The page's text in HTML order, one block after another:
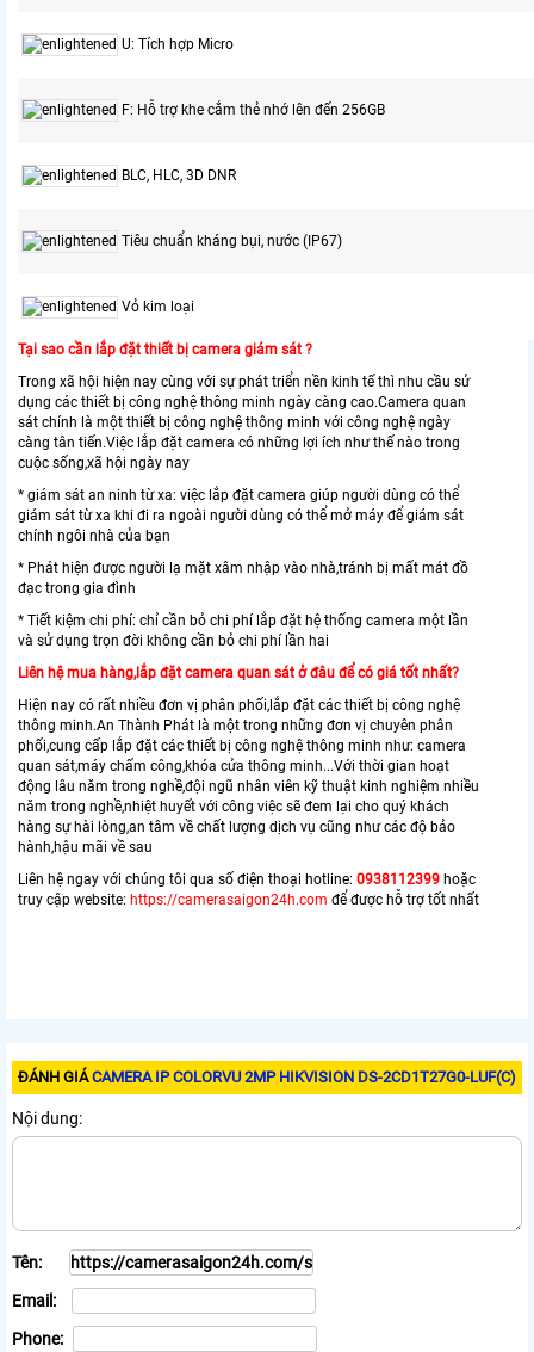
U: Tích hợp Micro
F: Hỗ trợ khe cắm thẻ nhớ lên đến 256GB
BLC, HLC, 3D DNR
Tiêu chuẩn kháng bụi, nước (IP67)
Vỏ kim loại
Tại sao cần lắp đặt thiết bị camera giám sát ?
Trong xã hội hiện nay cùng với sự phát triển nền kinh tế thì nhu cầu sử
dụng các thiết bị công nghệ thông minh ngày càng cao.Camera quan
sát chính là một thiết bị công nghệ thông minh với công nghệ ngày
càng tân tiến.Việc lắp đặt camera có những lợi ích như thế nào trong
cuộc sống,xã hội ngày nay
* giám sát an ninh từ xa: việc lắp đặt camera giúp người dùng có thể
giám sát từ xa khi đi ra ngoài người dùng có thể mở máy để giám sát
chính ngôi nhà của bạn
* Phát hiện được người lạ mặt xâm nhập vào nhà,tránh bị mất mát đồ
đạc trong gia đình
* Tiết kiệm chi phí: chỉ cần bỏ chi phí lắp đặt hệ thống camera một lần
và sử dụng trọn đời không cần bỏ chi phí lần hai
Liên hệ mua hàng,lắp đặt camera quan sát ở đâu để có giá tốt nhất?
Hiện nay có rất nhiều đơn vị phân phối,lắp đặt các thiết bị công nghệ
thông minh.An Thành Phát là một trong những đơn vị chuyên phân
phối,cung cấp lắp đặt các thiết bị công nghệ thông minh như: camera
quan sát,máy chấm công,khóa cửa thông minh...Với thời gian hoạt
động lâu năm trong nghề,đội ngũ nhân viên kỹ thuật kinh nghiệm nhiều
năm trong nghề,nhiệt huyết với công việc sẽ đem lại cho quý khách
hàng sự hài lòng,an tâm về chất lượng dịch vụ cũng như các độ bảo
hành,hậu mãi về sau
Liên hệ ngay với chúng tôi qua số điện thoại hotline: 0938112399 hoặc
truy cập website: https://camerasaigon24h.com để được hỗ trợ tốt nhất
ĐÁNH GIÁCAMERA IP COLORVU 2MP HIKVISION DS-2CD1T27G0-LUF(C)
Nội dung:
Tên:
Email:
Phone: